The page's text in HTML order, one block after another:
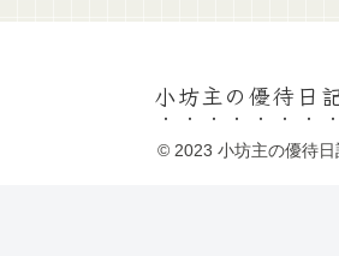
小坊主の優待日
© 2023 小坊主の優待日